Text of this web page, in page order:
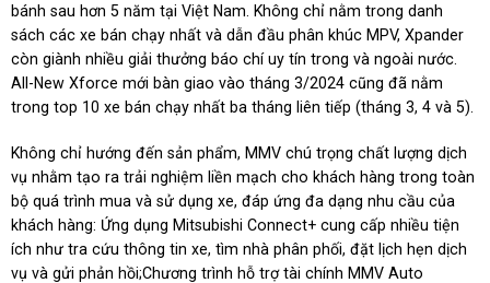
bánh sau hơn 5 năm tại Việt Nam. Không chỉ nằm trong danh
sách các xe bán chạy nhất và dẫn đầu phân khúc MPV, Xpander
còn giành nhiều giải thưởng báo chí uy tín trong và ngoài nước.
All-New Xforce mới bàn giao vào tháng 3/2024 cũng đã nằm
trong top 10 xe bán chạy nhất ba tháng liên tiếp (tháng 3, 4 và 5).
Không chỉ hướng đến sản phẩm, MMV chú trọng chất lượng dịch
vụ nhằm tạo ra trải nghiệm liền mạch cho khách hàng trong toàn
bộ quá trình mua và sử dụng xe, đáp ứng đa dạng nhu cầu của
khách hàng: Ứng dụng Mitsubishi Connect+ cung cấp nhiều tiện
ích như tra cứu thông tin xe, tìm nhà phân phối, đặt lịch hẹn dịch
vụ và gửi phản hồi;Chương trình hỗ trợ tài chính MMV Auto